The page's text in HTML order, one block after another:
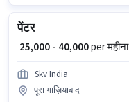
पेंटर
₹ 25,000 - 40,000per महीना
Skv India
पूरा गाज़ियाबाद